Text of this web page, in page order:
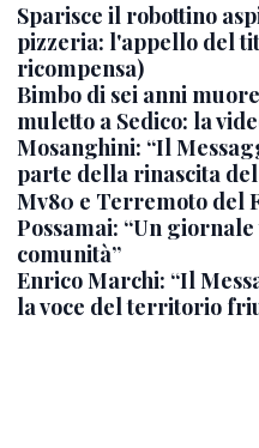
Sparisce il robottino
pizzeria: l'appello del
ricompensa)
Bimbo di sei anni
muletto a Sedico: la
Mosanghini: “Il
parte della rinascita
Mv80 e Terremoto del
Possamai: “Un
comunità”
Enrico Marchi: “Il
la voce del territorio